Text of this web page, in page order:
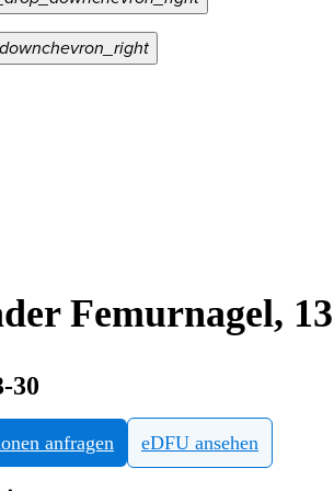
chevron_right
Femurnagel,
30
anfragen eDFU ansehen